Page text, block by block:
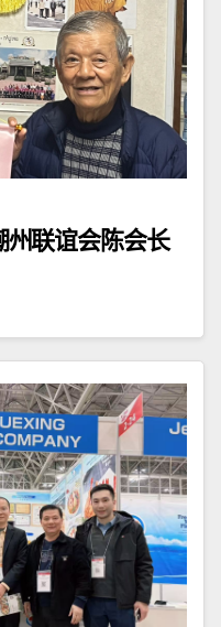
联谊会陈会长